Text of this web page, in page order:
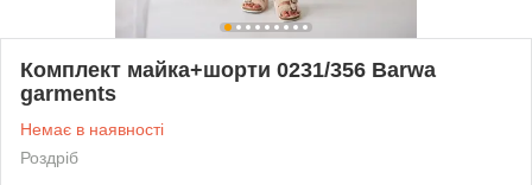
Комплект майка+шорти 0231/356 Barwa
garments
Немає в наявності
Роздріб